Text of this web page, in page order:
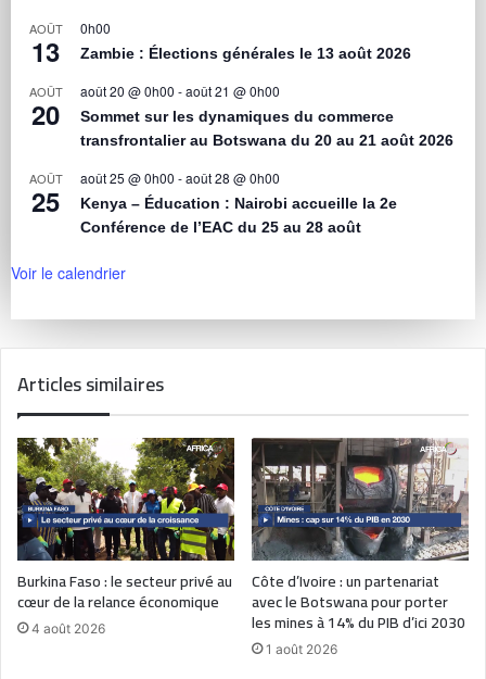
AOÛT
13
0h00
Zambie : Élections générales le 13 août 2026
AOÛT
20
août 20 @ 0h00 -août 21 @ 0h00
Sommet sur les dynamiques du commerce
transfrontalier au Botswana du 20 au 21 août 2026
AOÛT
25
août 25 @ 0h00 -août 28 @ 0h00
Kenya – Éducation : Nairobi accueille la 2e
Conférence de l’EAC du 25 au 28 août
Voir le calendrier
Articles similaires
Burkina Faso : le secteur privé au
cœur de la relance économique
4 août 2026
Côte d’Ivoire : un partenariat
avec le Botswana pour porter
les mines à 14% du PIB d’ici 2030
1 août 2026